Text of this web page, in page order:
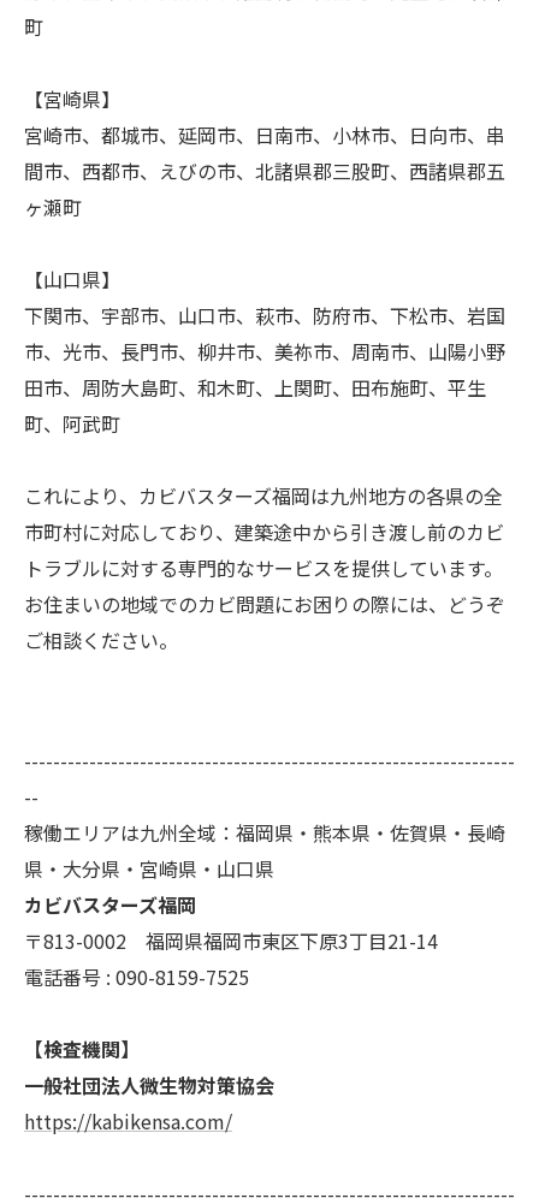
町
【宮崎県】
宮崎市、都城市、延岡市、日南市、小林市、日向市、串
間市、西都市、えびの市、北諸県郡三股町、西諸県郡五
ヶ瀬町
【山口県】
下関市、宇部市、山口市、萩市、防府市、下松市、岩国
市、光市、長門市、柳井市、美祢市、周南市、山陽小野
田市、周防大島町、和木町、上関町、田布施町、平生
町、阿武町
これにより、カビバスターズ福岡は九州地方の各県の全
市町村に対応しており、建築途中から引き渡し前のカビ
トラブルに対する専門的なサービスを提供しています。
お住まいの地域でのカビ問題にお困りの際には、どうぞ
ご相談ください。
--------------------------------------------------------------------
--
稼働エリアは九州全域：福岡県・熊本県・佐賀県・長崎
県・大分県・宮崎県・山口県
カビバスターズ福岡
〒813-0002 福岡県福岡市東区下原3丁目21-14
電話番号 : 090-8159-7525
【検査機関】
一般社団法人微生物対策協会
https://kabikensa.com/
--------------------------------------------------------------------